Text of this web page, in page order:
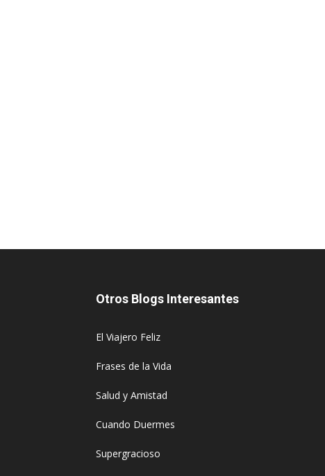
Otros Blogs Interesantes
El Viajero Feliz
Frases de la Vida
Salud y Amistad
Cuando Duermes
Supergracioso